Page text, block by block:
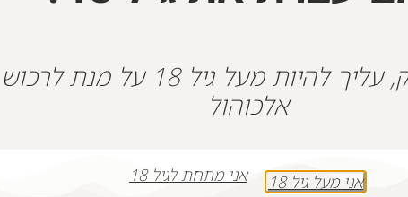
על פי חוק, עליך להיות מעל גיל 18 על מנת לרכוש
אלכוהול
אני מעל גיל 18 אני מתחת לגיל 18